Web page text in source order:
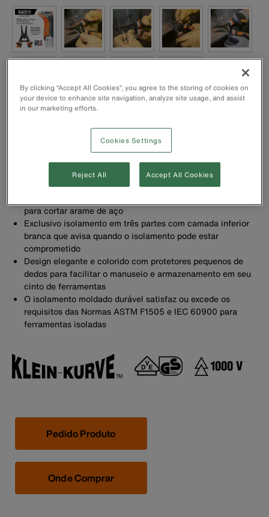
Possui certificação VDE
Corta, descasca, enrola e mede fios sólidos e fios
trançados
Mola para abertura automática. Bico serrilhado para
facilmente dobrar, formar e puxar o fio
para cortar arame de aço
Exclusivo isolamento em três partes com camada inferior
branca que avisa quando o isolamento pode estar
comprometido
Design elegante e colorido com protetores pequenos de
dedos para facilitar o manuseio e armazenamento em seu
cinto de ferramentas
O isolamento moldado durável satisfaz ou excede os
requisitos das Normas ASTM F1505 e IEC 60900 para
ferramentas isoladas
Pedido Produto
Onde Comprar
By clicking “Accept All Cookies”, you agree to the storing of cookies on
your device to enhance site navigation, analyze site usage, and assist
in our marketing efforts.
Cookies Settings
Reject All Accept All Cookies